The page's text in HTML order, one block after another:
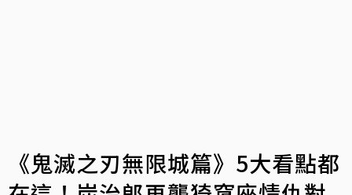
《鬼滅之刃無限城篇》5大看點都